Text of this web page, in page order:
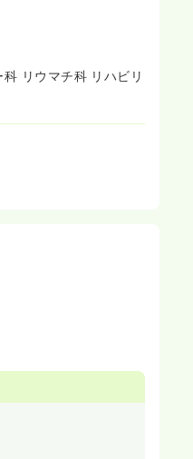
リウマチ科 リハビリ